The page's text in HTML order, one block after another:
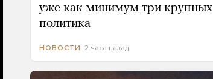
уже как минимум три крупных
политика
НОВОСТИ 2 часа назад